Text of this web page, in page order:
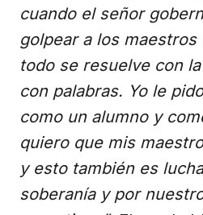
cuando el señor
golpear a los
todo se resuelve con
con palabras. Yo le
como un alumno y
quiero que mis
y esto también es
soberanía y por